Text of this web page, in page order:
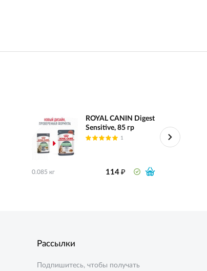
ROYAL CANIN Digest
Sensitive, 85 гр
1
0.085 кг 114₽
Рассылки
Подпишитесь, чтобы получать